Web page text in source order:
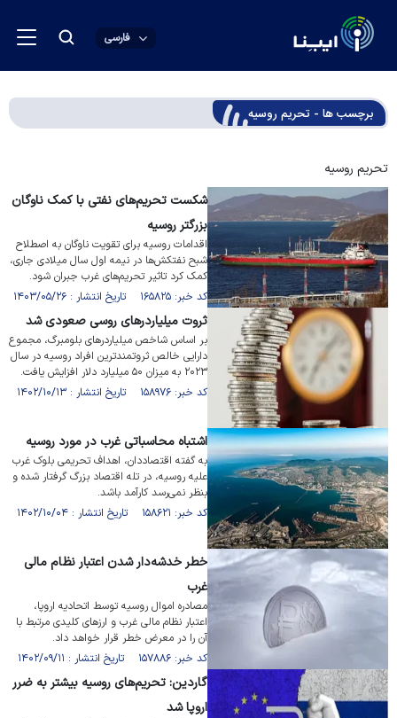
فارسی
برچسب ها - تحریم روسیه
تحریم روسیه
شکست تحریم‌های نفتی با کمک ناوگان
بزرگتر روسیه
اقدامات روسیه برای تقویت ناوگان به اصطلاح
شبح نفتکش‌ها در نیمه اول سال میلادی جاری،
کمک کرد تاثیر تحریم‌های غرب جبران شود.
کد خبر: ۱۶۵۸۲۵ تاریخ انتشار : ۱۴۰۳/۰۵/۲۶
ثروت میلیاردر‌های روسی صعودی شد
بر اساس شاخص میلیاردر‌های بلومبرگ، مجموع
دارایی خالص ثروتمندترین افراد روسیه در سال
۲۰۲۳ به میزان ۵۰ میلیارد دلار افزایش یافت.
کد خبر: ۱۵۸۹۷۶ تاریخ انتشار : ۱۴۰۲/۱۰/۱۳
اشتباه محاسباتی غرب در مورد روسیه
به گفته اقتصاددان، اهداف تحریمی بلوک غرب
علیه روسیه، در تله اقتصاد بزرگ گرفتار شده و
بنظر نمی‌رسد کارآمد باشد.
کد خبر: ۱۵۸۶۲۱ تاریخ انتشار : ۱۴۰۲/۱۰/۰۴
خطر خدشه‌دار شدن اعتبار نظام مالی
غرب
مصادره اموال روسیه توسط اتحادیه اروپا،
اعتبار نظام مالی غرب و ارزهای کلیدی مرتبط با
آن را در معرض خطر قرار خواهد داد.
کد خبر: ۱۵۷۸۸۶ تاریخ انتشار : ۱۴۰۲/۰۹/۱۱
گاردین: تحریم‌های روسیه بیشتر به ضرر
اروپا شد